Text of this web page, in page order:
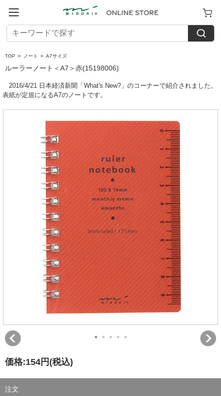
TOP > ノート > A7サイズ
ルーラーノート＜A7＞赤(15198006)
2016/4/21 日本経済新聞「What's New?」のコーナーで紹介されました。
表紙が定規になるA7のノートです。
価格:154円 (税込)
注文